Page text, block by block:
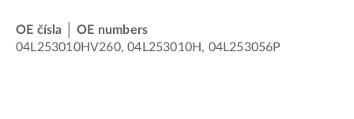
OE čísla │ OE numbers
04L253010HV260, 04L253010H, 04L253056P